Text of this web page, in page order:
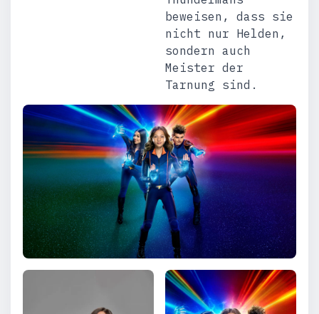
beweisen, dass sie
nicht nur Helden,
sondern auch
Meister der
Tarnung sind.